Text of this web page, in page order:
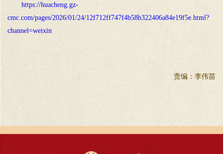
https://huacheng.gz-
cmc.com/pages/2026/01/24/12f712ff747f4b58b322406a84e19f5e.html?
channel=weixin
责编：李伟苗